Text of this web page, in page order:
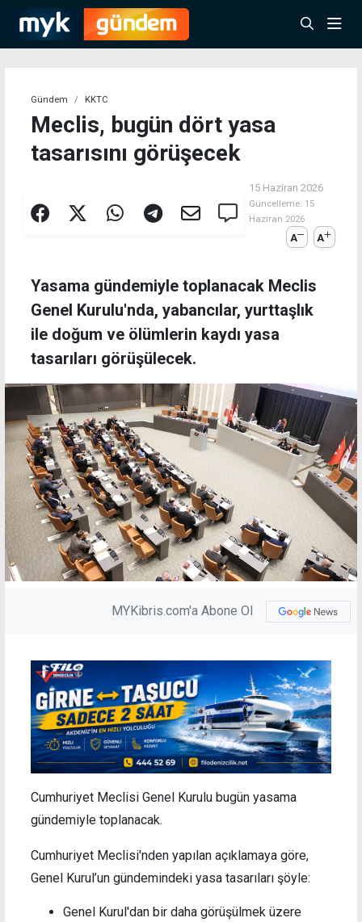
Gündem KKTC
Meclis, bugün dört yasa
tasarısını görüşecek
15 Haziran 2026
Güncelleme: 15
Haziran 2026
A A
Yasama gündemiyle toplanacak Meclis
Genel Kurulu'nda, yabancılar, yurttaşlık
ile doğum ve ölümlerin kaydı yasa
tasarıları görüşülecek.
MYKibris.com'a Abone Ol
Cumhuriyet Meclisi Genel Kurulu bugün yasama
gündemiyle toplanacak.
Cumhuriyet Meclisi'nden yapılan açıklamaya göre,
Genel Kurul’un gündemindeki yasa tasarıları şöyle:
Genel Kurul'dan bir daha görüşülmek üzere